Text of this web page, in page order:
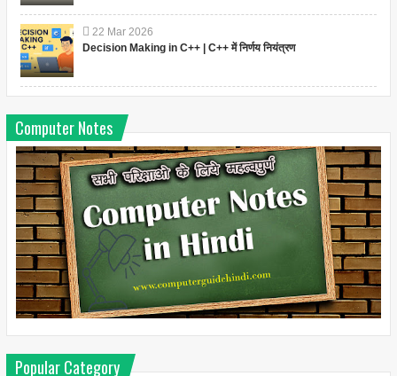
22 Mar 2026
Decision Making in C++ | C++ में निर्णय नियंत्रण
Computer Notes
Popular Category